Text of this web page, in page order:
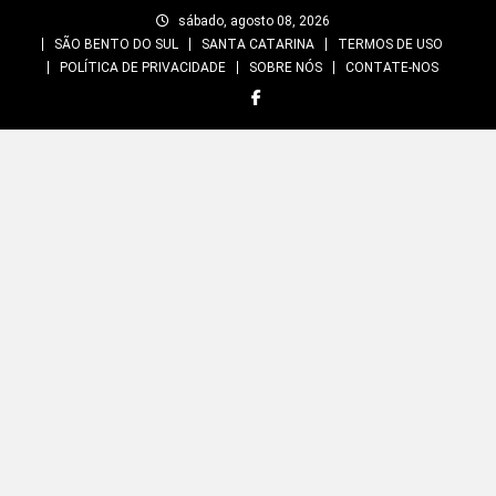
sábado, agosto 08, 2026
SÃO BENTO DO SUL
SANTA CATARINA
TERMOS DE USO
POLÍTICA DE PRIVACIDADE
SOBRE NÓS CONTATE-NOS